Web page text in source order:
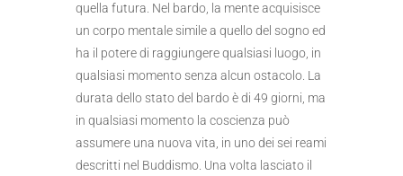
quella futura. Nel bardo, la mente acquisisce
un corpo mentale simile a quello del sogno ed
ha il potere di raggiungere qualsiasi luogo, in
qualsiasi momento senza alcun ostacolo. La
durata dello stato del bardo è di 49 giorni, ma
in qualsiasi momento la coscienza può
assumere una nuova vita, in uno dei sei reami
descritti nel Buddismo. Una volta lasciato il